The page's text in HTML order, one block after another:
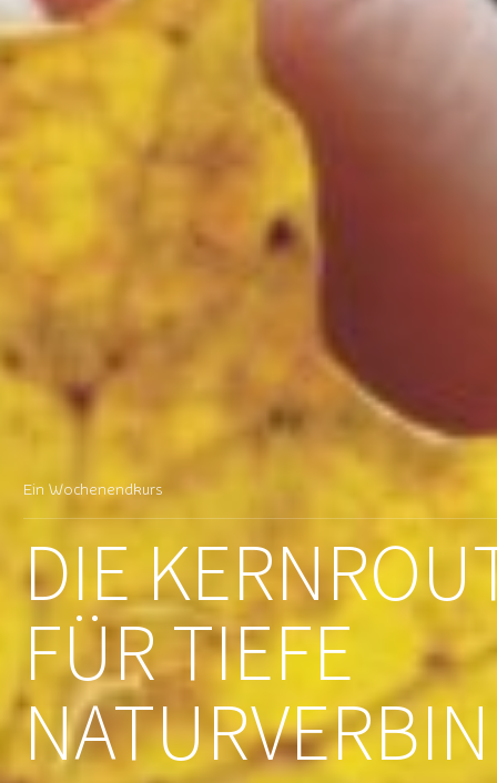
Ein Wochenendkurs
DIE
FÜR TIEFE